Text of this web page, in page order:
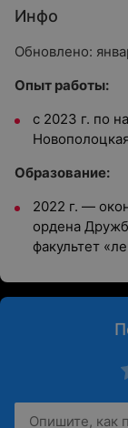
Инфо
Обновлено:
Опыт работы:
с 2023 г. по
Образование:
2022 г. —
ордена
факультет